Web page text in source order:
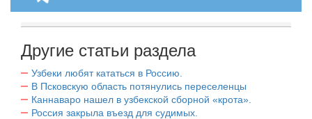
Другие статьи раздела
Узбеки любят кататься в Россию.
В Псковскую область потянулись переселенцы
Каннаваро нашел в узбекской сборной «крота».
Россия закрыла въезд для судимых.